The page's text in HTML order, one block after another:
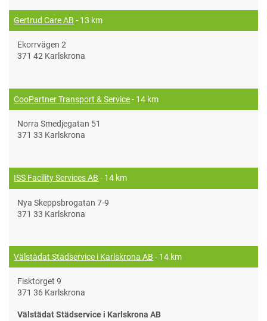
Gertrud Care AB - 13 km
Ekorrvägen 2
371 42 Karlskrona
CooPartner Transport & Service- 14 km
Norra Smedjegatan 51
371 33 Karlskrona
ISS Facility Services AB - 14 km
Nya Skeppsbrogatan 7-9
371 33 Karlskrona
Välstädat Städservice i Karlskrona AB - 14 km
Fisktorget 9
371 36 Karlskrona
Välstädat Städservice i Karlskrona AB